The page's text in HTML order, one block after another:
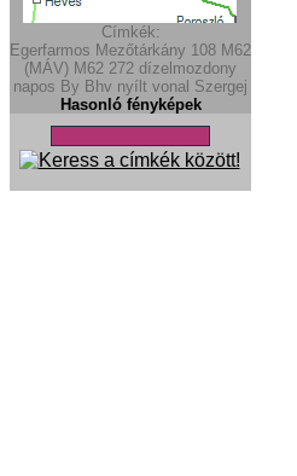
Címkék:
Egerfarmos Mezőtárkány 108 M62
(MÁV) M62 272 dízelmozdony
napos By Bhv nyílt vonal Szergej
Hasonló fényképek